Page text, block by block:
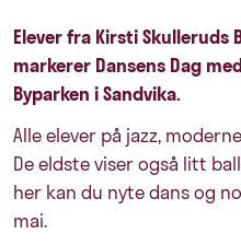
Elever fra Kirsti
markerer Dansens Dag
Byparken i Sandvika.
Alle elever på jazz,
De eldste viser også litt
her kan du nyte dans og
mai.